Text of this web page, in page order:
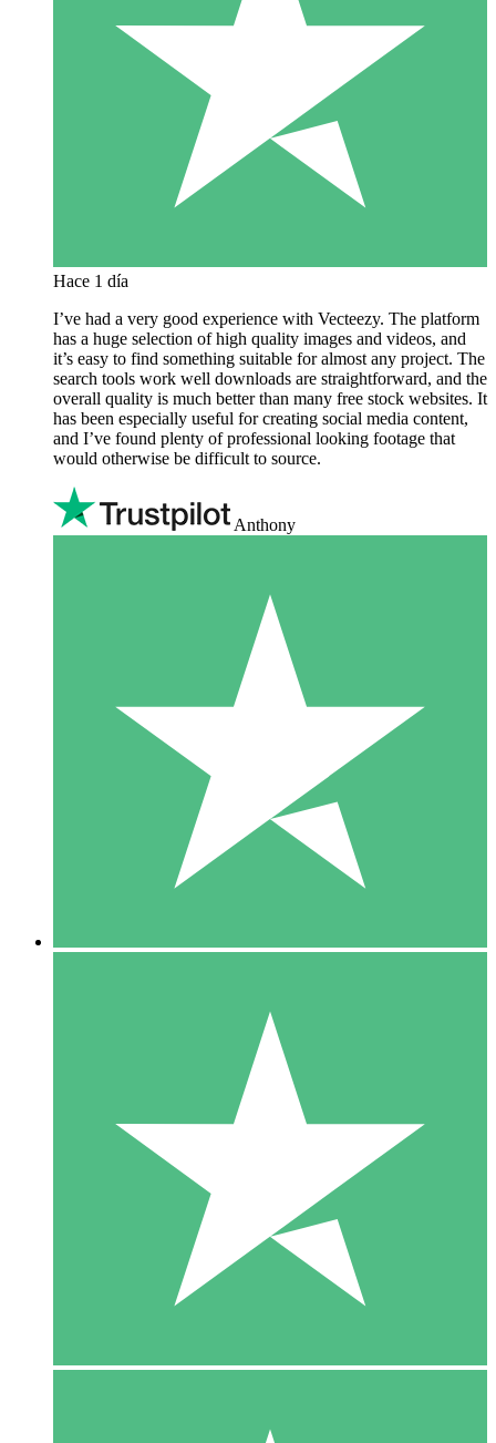
Hace 1 día
I’ve had a very good experience with Vecteezy. The platform
has a huge selection of high quality images and videos, and
it’s easy to find something suitable for almost any project. The
search tools work well downloads are straightforward, and the
overall quality is much better than many free stock websites. It
has been especially useful for creating social media content,
and I’ve found plenty of professional looking footage that
would otherwise be difficult to source.
Anthony